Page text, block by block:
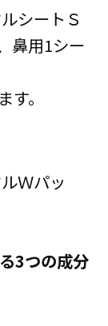
シートＳ
鼻用1シー
。
Ｗパッ
3つの成分